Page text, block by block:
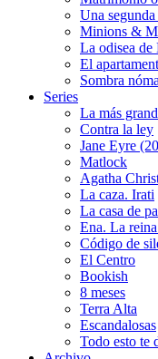
Una
Minions &
La odisea de
El
Sombra
Series
La más
Contra la ley
Jane Eyre
Matlock
Agatha
La caza. Irati
La casa de
Ena. La
Código de
El Centro
Bookish
8 meses
Terra Alta
Escandalosas
Todo esto te